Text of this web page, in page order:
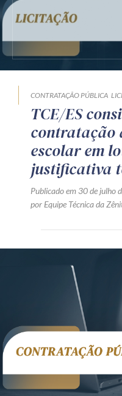
CONTRATAÇÃO PÚBLICA
TCE/ES
contratação
escolar em
justificativa
Publicado em 30 de julho
por Equipe Técnica da